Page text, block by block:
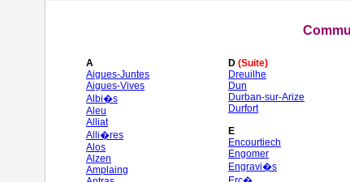
A
Aigues-Juntes
Aigues-Vives
Albi�s
Aleu
Alliat
Alli�res
Alos
Alzen
Amplaing
D (Suite)
Dreuilhe
Dun
Durban-sur-Arize
Durfort
E
Encourtiech
Engomer
Engravi�s